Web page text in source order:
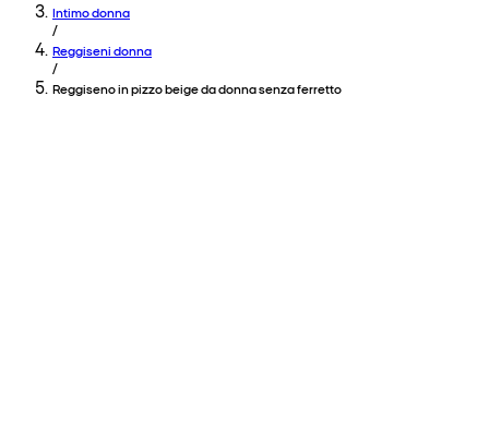
Intimo donna
/
Reggiseni donna
/
Reggiseno in pizzo beige da donna senza ferretto